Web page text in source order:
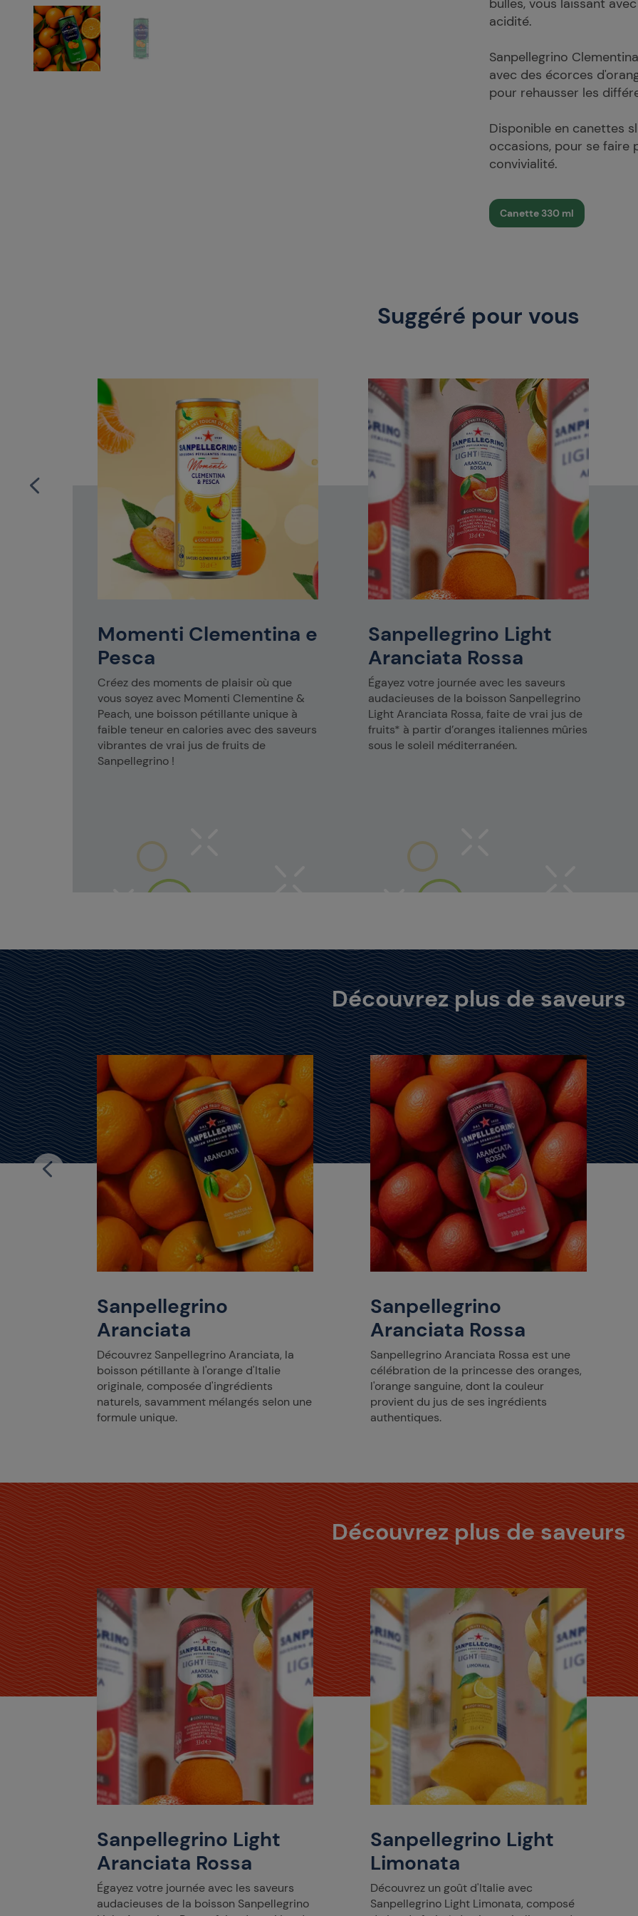
bulles, vous laissant
acidité.
Sanpellegrino
avec des écorces
pour rehausser les
Disponible en canettes
occasions, pour se faire
convivialité.
Canette 330 ml
Suggéré pour vous
Momenti Clementina e
Pesca
Créez des moments de plaisir où que
vous soyez avec Momenti Clementine &
Peach, une boisson pétillante unique à
faible teneur en calories avec des saveurs
vibrantes de vrai jus de fruits de
Sanpellegrino !
Sanpellegrino Light
Aranciata Rossa
Égayez votre journée avec les saveurs
audacieuses de la boisson Sanpellegrino
Light Aranciata Rossa, faite de vrai jus de
fruits* à partir d’oranges italiennes mûries
sous le soleil méditerranéen.
Découvrez plus de saveurs
Sanpellegrino
Aranciata
Découvrez Sanpellegrino Aranciata, la
boisson pétillante à l'orange d'Italie
originale, composée d'ingrédients
naturels, savamment mélangés selon une
formule unique.
Sanpellegrino
Aranciata Rossa
Sanpellegrino Aranciata Rossa est une
célébration de la princesse des oranges,
l'orange sanguine, dont la couleur
provient du jus de ses ingrédients
authentiques.
Découvrez plus de saveurs
Sanpellegrino Light
Aranciata Rossa
Égayez votre journée avec les saveurs
audacieuses de la boisson Sanpellegrino
Sanpellegrino Light
Limonata
Découvrez un goût d'Italie avec
Sanpellegrino Light Limonata, composé